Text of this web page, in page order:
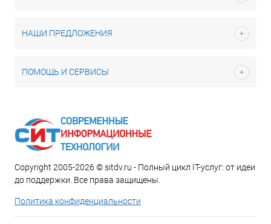
НАШИ ПРЕДЛОЖЕНИЯ
ПОМОЩЬ И СЕРВИСЫ
Copyright 2005-2026 © sitdv.ru - Полный цикл IT-услуг: от идеи
до поддержки. Все права защищены.
Политика конфиденциальности